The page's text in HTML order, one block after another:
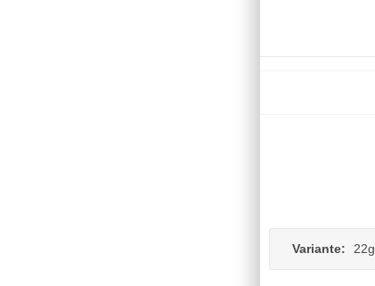
Variante: 22g